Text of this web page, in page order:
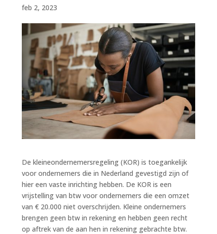
feb 2, 2023
De kleineondernemersregeling (KOR) is toegankelijk
voor ondernemers die in Nederland gevestigd zijn of
hier een vaste inrichting hebben. De KOR is een
vrijstelling van btw voor ondernemers die een omzet
van € 20.000 niet overschrijden. Kleine ondernemers
brengen geen btw in rekening en hebben geen recht
op aftrek van de aan hen in rekening gebrachte btw.